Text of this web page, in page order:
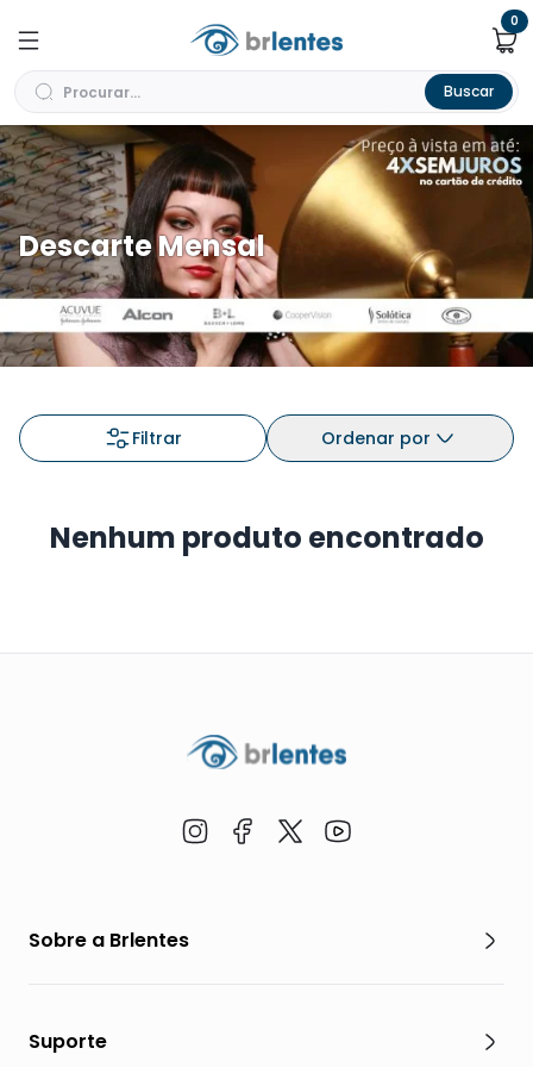
Buscar
0
Descarte Mensal
Filtrar Ordenar por
Nenhum produto encontrado
Sobre a Brlentes
Suporte